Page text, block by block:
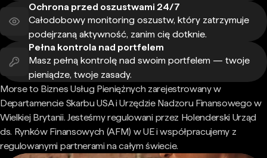
Ochrona przed oszustwami 24/7
Całodobowy monitoring oszustw, który zatrzymuje
podejrzaną aktywność, zanim cię dotknie.
Pełna kontrola nad portfelem
Masz pełną kontrolę nad swoim portfelem — twoje
pieniądze, twoje zasady.
Morse to Biznes Usług Pieniężnych zarejestrowany w
Departamencie Skarbu USA i Urzędzie Nadzoru Finansowego w
Wielkiej Brytanii. Jesteśmy regulowani przez Holenderski Urząd
ds. Rynków Finansowych (AFM) w UE i współpracujemy z
regulowanymi partnerami na całym świecie.